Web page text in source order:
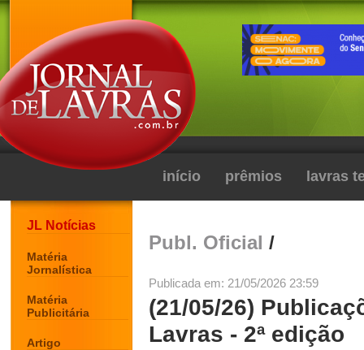
início prêmios lavras
JL Notícias
Matéria
Jornalística
Matéria
Publicitária
Artigo
Publ. Oficial /
Publicada em: 21/05/2026 23:59
(21/05/26)
Lavras - 2ª edição